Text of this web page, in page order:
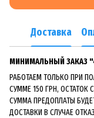
Доставка
МИНИМАЛЬНЫЙ ЗАКАЗ
РАБОТАЕМ ТОЛЬКО ПРИ
СУММЕ 150 ГРН, ОСТАТОК
СУММА ПРЕДОПЛАТЫ
ДОСТАВКИ В СЛУЧАЕ